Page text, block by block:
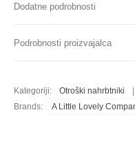
Kategoriji: Otroški nahrbtniki |
Brands:
A Little Lovely
Dodatne podrobnosti
Podrobnosti proizvajalca